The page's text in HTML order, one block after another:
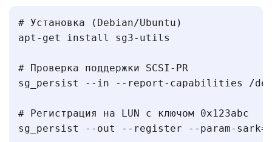
# Установка (Debian/Ubuntu)
apt-get install sg3-utils
# Проверка поддержки SCSI-PR
sg_persist --in --report-capabilities /
# Регистрация на LUN с ключом 0x123abc
sg_persist --out --register --param-